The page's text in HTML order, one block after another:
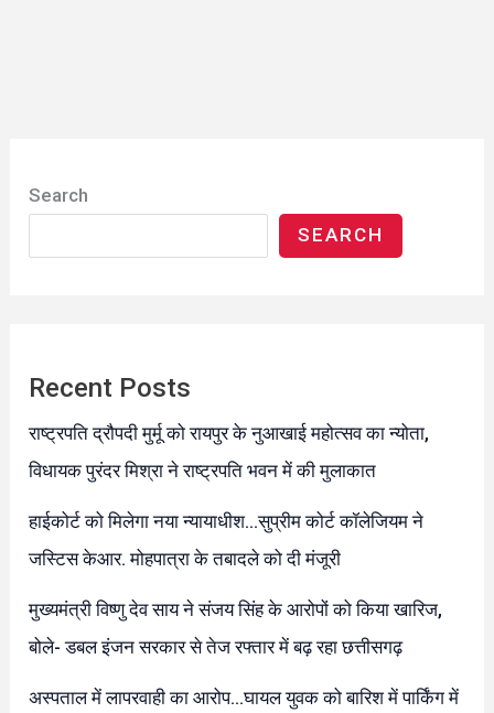
Search
SEARCH
Recent Posts
राष्ट्रपति द्रौपदी मुर्मू को रायपुर के नुआखाई महोत्सव का न्योता,
विधायक पुरंदर मिश्रा ने राष्ट्रपति भवन में की मुलाकात
हाईकोर्ट को मिलेगा नया न्यायाधीश…सुप्रीम कोर्ट कॉलेजियम ने
जस्टिस केआर. मोहपात्रा के तबादले को दी मंजूरी
मुख्यमंत्री विष्णु देव साय ने संजय सिंह के आरोपों को किया खारिज,
बोले- डबल इंजन सरकार से तेज रफ्तार में बढ़ रहा छत्तीसगढ़
अस्पताल में लापरवाही का आरोप…घायल युवक को बारिश में पार्किंग में